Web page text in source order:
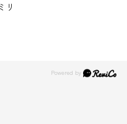
リ